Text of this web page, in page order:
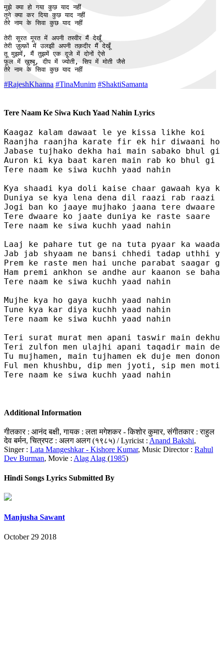
मुझे क्या हो गया कुछ याद नहीं
तूने क्या कर दिया कुछ याद नहीं
तेरे नाम के सिवा कुछ याद नहीं
तेरी सूरत मूरत में अपनी तस्वीर मैं देखूँ
तेरी ज़ुल्फ़ों में उलझी अपनी तक़दीर मैं देखूँ
तू मुझमें, मैं तुझमें एक दूजे में दोनों ऐसे
फूल में ख़ुश्बू, दीप में ज्योती, सिप में मोती जैसे
तेरे नाम के सिवा कुछ याद नहीं
#RajeshKhanna #TinaMunim #ShaktiSamanta
Tere Naam Ke Siwa Kuch Yaad Nahin Lyrics
Kaagaz kalam dawaat le ye kissa likhe koi
Raanjha raanjha karate fir ek hir diwaani
Jabase tujhako dekha hai main sabako bhul
Auron ki kya baat karen main rab ko bhul gi
Tere naam ke siwa kuchh yaad nahin
Kya shaadi kya doli kaise chaar gawaah kya
Duniya se kya lena dena dil raazi rab raazi
Jogi ban ko jaaye mujhako jaana tere dwaare
Tere dwaare ko jaate duniya ke raste saare
Tere naam ke siwa kuchh yaad nahin
Laaj ke pahare tut ge na tuta pyaar ka
Jab jab shyaam ne bansi chhedi tadap uthhi
Prem ke raste men hai unche parabat saagar
Ham premi ankhon se andhe aur kaanon se
Tere naam ke siwa kuchh yaad nahin
Mujhe kya ho gaya kuchh yaad nahin
Tune kya kar diya kuchh yaad nahin
Tere naam ke siwa kuchh yaad nahin
Teri surat murat men apani taswir main
Teri zulfon men ulajhi apani taqadir main
Tu mujhamen, main tujhamen ek duje men
Ful men khushbu, dip men jyoti, sip men
Tere naam ke siwa kuchh yaad nahin
Additional Information
गीतकार : आनंद बक्षी, गायक : लता मगेशकर - किशोर कुमार, संगीतकार : राहुल
देव बर्मन, चित्रपट : अलग अलग (१९८५) / Lyricist : Anand Bakshi,
Singer : Lata Mangeshkar - Kishore Kumar, Music Director : Rahul
Dev Burman, Movie : Alag Alag (1985)
Hindi Songs Lyrics Submitted By
Manjusha Sawant
October 29 2018